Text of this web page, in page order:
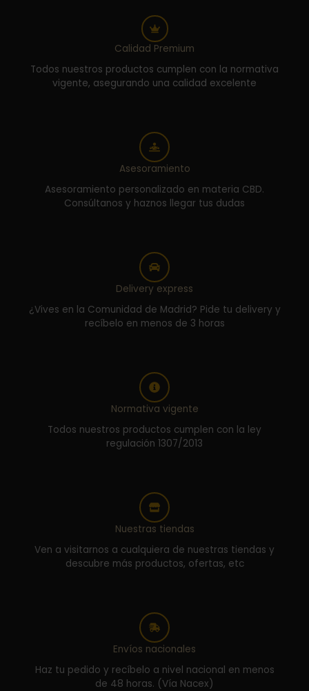
Calidad Premium
Todos nuestros productos cumplen con la normativa
vigente, asegurando una calidad excelente
Asesoramiento
Asesoramiento personalizado en materia CBD.
Consúltanos y haznos llegar tus dudas
Delivery express
¿Vives en la Comunidad de Madrid? Pide tu delivery y
recíbelo en menos de 3 horas
Normativa vigente
Todos nuestros productos cumplen con la ley
regulación 1307/2013
Nuestras tiendas
Ven a visitarnos a cualquiera de nuestras tiendas y
descubre más productos, ofertas, etc
Envíos nacionales
Haz tu pedido y recíbelo a nivel nacional en menos
de 48 horas. (Vía Nacex)